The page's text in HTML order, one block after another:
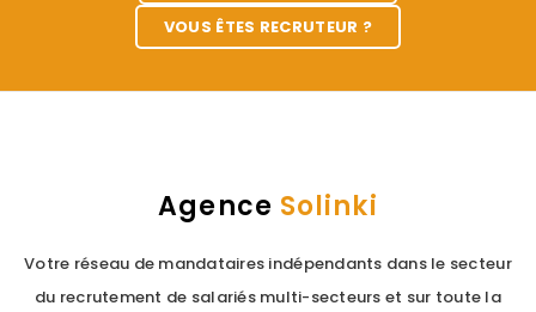
VOUS ÊTES RECRUTEUR ?
Agence Solinki
Votre réseau de mandataires indépendants dans le secteur
du recrutement de salariés multi-secteurs et sur toute la